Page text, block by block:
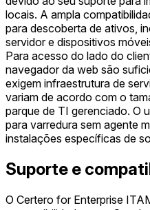
locais. A ampla
para descoberta de ativos,
servidor e dispositivos
Para acesso do lado do
navegador da web são
exigem infraestrutura de
variam de acordo com o
parque de TI gerenciado. O
para varredura sem agente
instalações específicas de
Suporte e
O Certero for Enterprise